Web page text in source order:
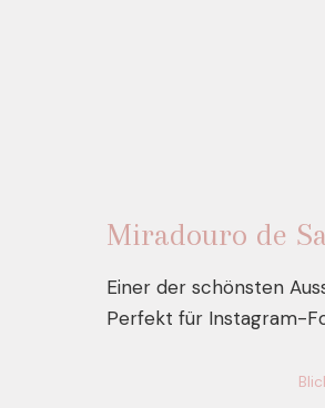
Miradouro de
Einer der schönsten
Perfekt für Instagram-